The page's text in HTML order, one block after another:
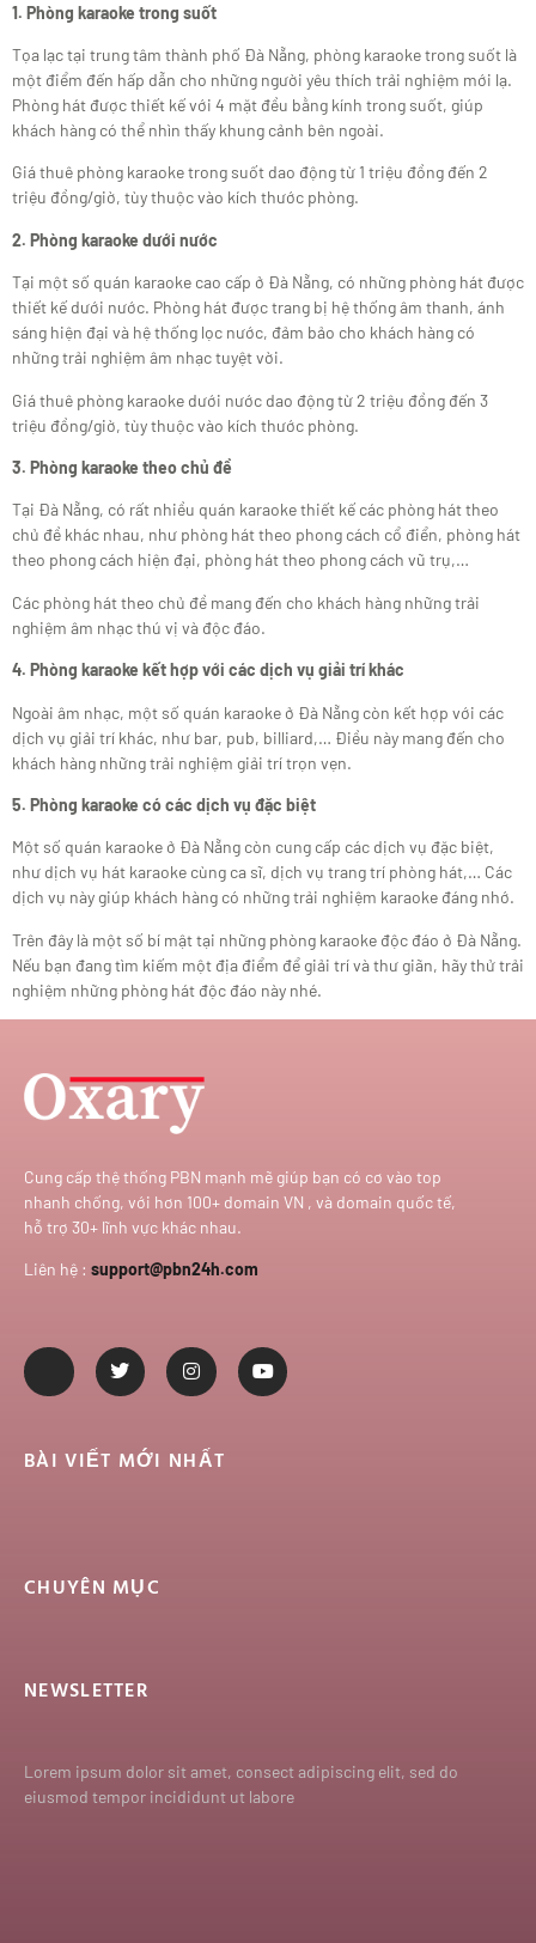
1. Phòng karaoke trong suốt
Tọa lạc tại trung tâm thành phố Đà Nẵng, phòng karaoke trong suốt là
một điểm đến hấp dẫn cho những người yêu thích trải nghiệm mới lạ.
Phòng hát được thiết kế với 4 mặt đều bằng kính trong suốt, giúp
khách hàng có thể nhìn thấy khung cảnh bên ngoài.
Giá thuê phòng karaoke trong suốt dao động từ 1 triệu đồng đến 2
triệu đồng/giờ, tùy thuộc vào kích thước phòng.
2. Phòng karaoke dưới nước
Tại một số quán karaoke cao cấp ở Đà Nẵng, có những phòng hát được
thiết kế dưới nước. Phòng hát được trang bị hệ thống âm thanh, ánh
sáng hiện đại và hệ thống lọc nước, đảm bảo cho khách hàng có
những trải nghiệm âm nhạc tuyệt vời.
Giá thuê phòng karaoke dưới nước dao động từ 2 triệu đồng đến 3
triệu đồng/giờ, tùy thuộc vào kích thước phòng.
3. Phòng karaoke theo chủ đề
Tại Đà Nẵng, có rất nhiều quán karaoke thiết kế các phòng hát theo
chủ đề khác nhau, như phòng hát theo phong cách cổ điển, phòng hát
theo phong cách hiện đại, phòng hát theo phong cách vũ trụ,…
Các phòng hát theo chủ đề mang đến cho khách hàng những trải
nghiệm âm nhạc thú vị và độc đáo.
4. Phòng karaoke kết hợp với các dịch vụ giải trí khác
Ngoài âm nhạc, một số quán karaoke ở Đà Nẵng còn kết hợp với các
dịch vụ giải trí khác, như bar, pub, billiard,… Điều này mang đến cho
khách hàng những trải nghiệm giải trí trọn vẹn.
5. Phòng karaoke có các dịch vụ đặc biệt
Một số quán karaoke ở Đà Nẵng còn cung cấp các dịch vụ đặc biệt,
như dịch vụ hát karaoke cùng ca sĩ, dịch vụ trang trí phòng hát,… Các
dịch vụ này giúp khách hàng có những trải nghiệm karaoke đáng nhớ.
Trên đây là một số bí mật tại những phòng karaoke độc đáo ở Đà Nẵng.
Nếu bạn đang tìm kiếm một địa điểm để giải trí và thư giãn, hãy thử trải
nghiệm những phòng hát độc đáo này nhé.
Cung cấp thệ thống PBN mạnh mẽ giúp bạn có cơ vào top
nhanh chống, với hơn 100+ domain VN , và domain quốc tế,
hỗ trợ 30+ lĩnh vực khác nhau.
Liên hệ : support@pbn24h.com
BÀI VIẾT MỚI NHẤT
CHUYÊN MỤC
NEWSLETTER
Lorem ipsum dolor sit amet, consect adipiscing elit, sed do
eiusmod tempor incididunt ut labore